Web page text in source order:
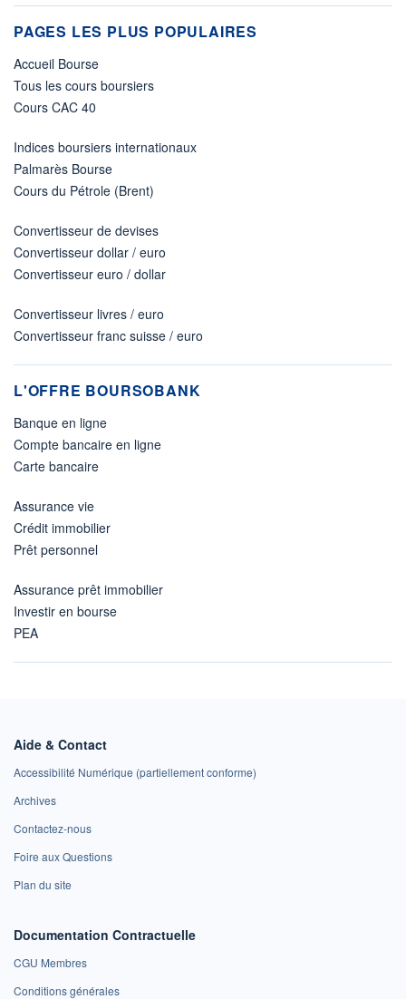
PAGES LES PLUS POPULAIRES
Accueil Bourse
Tous les cours boursiers
Cours CAC 40
Indices boursiers internationaux
Palmarès Bourse
Cours du Pétrole (Brent)
Convertisseur de devises
Convertisseur dollar / euro
Convertisseur euro / dollar
Convertisseur livres / euro
Convertisseur franc suisse / euro
L'OFFRE BOURSOBANK
Banque en ligne
Compte bancaire en ligne
Carte bancaire
Assurance vie
Crédit immobilier
Prêt personnel
Assurance prêt immobilier
Investir en bourse
PEA
Aide & Contact
Accessibilité Numérique (partiellement conforme)
Archives
Contactez-nous
Foire aux Questions
Plan du site
Documentation Contractuelle
CGU Membres
Conditions générales